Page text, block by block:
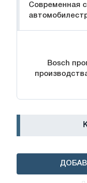
Современная
Bosch